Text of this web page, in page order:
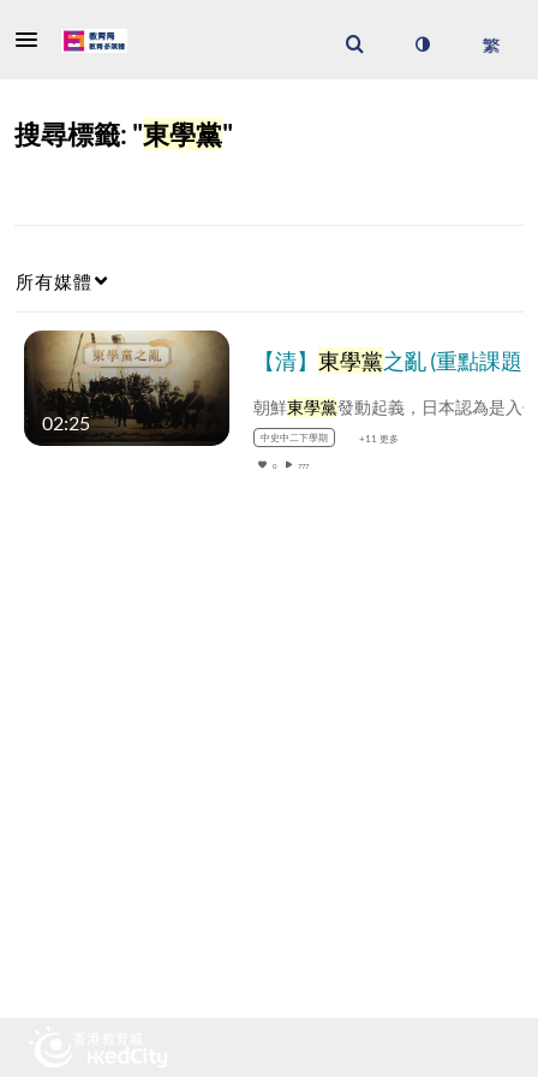
搜尋標籤: "東學黨"
所有媒體
02:25
【清】 東學黨之亂 (重點課題資源)(配以中文字幕)
朝鮮東學黨發動起義，日本認為是入侵朝鮮的絕好機會。日本以保護僑民為名，派兵前往朝鮮，進駐漢城。起義平…
中史中二下學期 +11 更多
0 777